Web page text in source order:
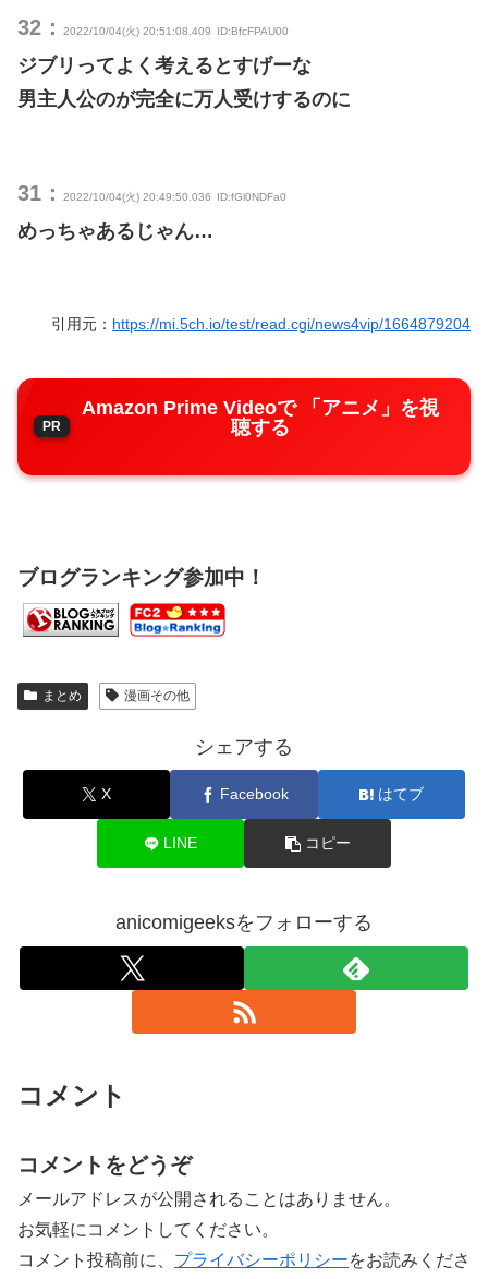
32： 2022/10/04(火) 20:51:08.409 ID:BfcFPAU00
ジブリってよく考えるとすげーな
男主人公のが完全に万人受けするのに
31： 2022/10/04(火) 20:49:50.036 ID:fGl0NDFa0
めっちゃあるじゃん…
引用元： https://mi.5ch.io/test/read.cgi/news4vip/1664879204
Amazon Prime Videoで 「アニメ」を視
聴する
ブログランキング参加中！
まとめ 漫画その他
シェアする
X Facebook はてブ
LINE コピー
anicomigeeksをフォローする
コメント
コメントをどうぞ
メールアドレスが公開されることはありません。
お気軽にコメントしてください。
コメント投稿前に、 プライバシーポリシーをお読みくださ